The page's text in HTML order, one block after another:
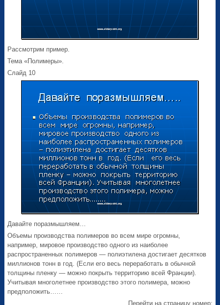
Рассмотрим пример.
Тема «Полимеры».
Слайд 10
Давайте поразмышляем…
Объемы производства полимеров во всем мире огромны,
например, мировое производство одного из наиболее
распространенных полимеров — полиэтилена достигает десятков
миллионов тонн в год. (Если его весь переработать в обычной
толщины пленку — можно покрыть территорию всей Франции).
Учитывая многолетнее производство этого полимера, можно
предположить……
Перейти на страницу номер: